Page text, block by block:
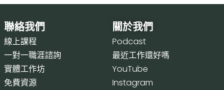
聯絡我們
線上課程
一對一職涯諮詢
實體工作坊
免費資源
關於我們
Podcast
最近工作還好嗎
YouTube
Instagram